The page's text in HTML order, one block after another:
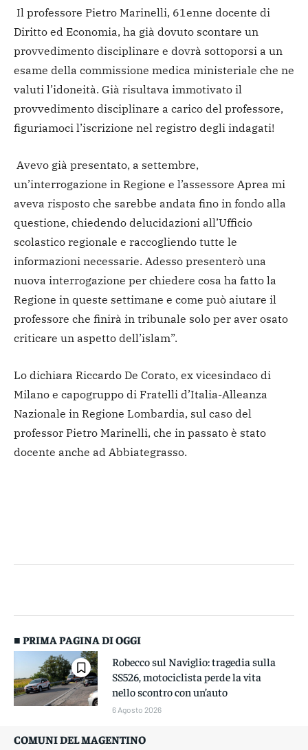
Il professore Pietro Marinelli, 61enne docente di
Diritto ed Economia, ha già dovuto scontare un
provvedimento disciplinare e dovrà sottoporsi a un
esame della commissione medica ministeriale che ne
valuti l’idoneità. Già risultava immotivato il
provvedimento disciplinare a carico del professore,
figuriamoci l’iscrizione nel registro degli indagati!
Avevo già presentato, a settembre,
un’interrogazione in Regione e l’assessore Aprea mi
aveva risposto che sarebbe andata fino in fondo alla
questione, chiedendo delucidazioni all’Ufficio
scolastico regionale e raccogliendo tutte le
informazioni necessarie. Adesso presenterò una
nuova interrogazione per chiedere cosa ha fatto la
Regione in queste settimane e come può aiutare il
professore che finirà in tribunale solo per aver osato
criticare un aspetto dell’islam”.
Lo dichiara Riccardo De Corato, ex vicesindaco di
Milano e capogruppo di Fratelli d’Italia-Alleanza
Nazionale in Regione Lombardia, sul caso del
professor Pietro Marinelli, che in passato è stato
docente anche ad Abbiategrasso.
■ PRIMA PAGINA DI OGGI
Robecco sul Naviglio: tragedia sulla
SS526, motociclista perde la vita
nello scontro con un’auto
6 Agosto 2026
COMUNI DEL MAGENTINO